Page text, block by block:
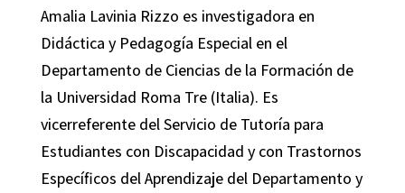
Amalia Lavinia Rizzo es investigadora en
Didáctica y Pedagogía Especial en el
Departamento de Ciencias de la Formación de
la Universidad Roma Tre (Italia). Es
vicerreferente del Servicio de Tutoría para
Estudiantes con Discapacidad y con Trastornos
Específicos del Aprendizaje del Departamento y